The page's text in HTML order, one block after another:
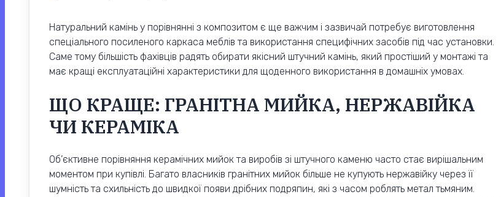
Натуральний камінь у порівнянні з композитом є ще важчим і зазвичай потребує виготовлення
спеціального посиленого каркаса меблів та використання специфічних засобів під час установки.
Саме тому більшість фахівців радять обирати якісний штучний камінь, який простіший у монтажі та
має кращі експлуатаційні характеристики для щоденного використання в домашніх умовах.
ЩО КРАЩЕ: ГРАНІТНА МИЙКА, НЕРЖАВІЙКА
ЧИ КЕРАМІКА
Об’єктивне порівняння керамічних мийок та виробів зі штучного каменю часто стає вирішальним
моментом при купівлі. Багато власників гранітних мийок більше не купують нержавійку через її
шумність та схильність до швидкої появи дрібних подряпин, які з часом роблять метал тьмяним.